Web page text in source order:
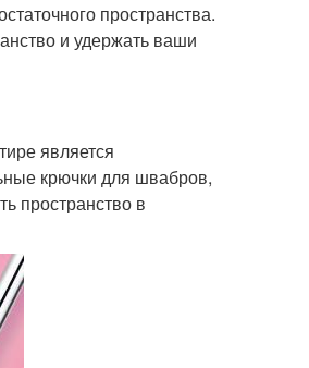
пространства.
и удержать ваши
является
крючки для швабров,
пространство в